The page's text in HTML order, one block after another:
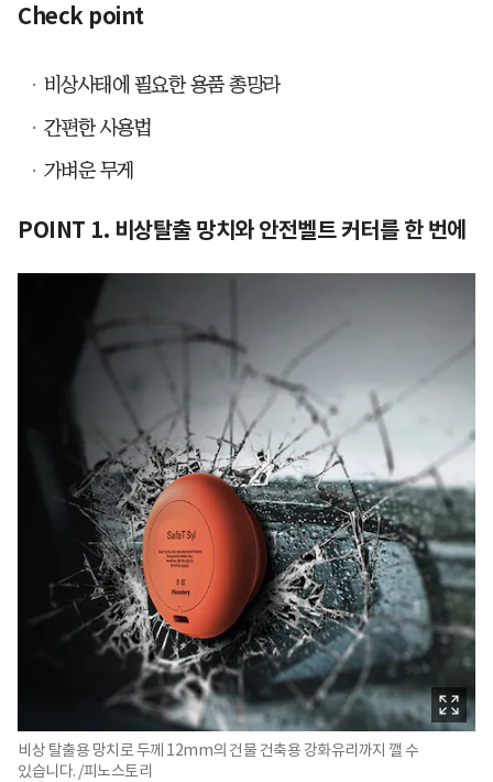
Check point
비상사태에 필요한 용품 총망라
간편한 사용법
가벼운 무게
POINT 1. 비상탈출 망치와 안전벨트 커터를 한 번에
비상 탈출용 망치로 두께 12mm의 건물 건축용 강화유리까지 깰 수
있습니다. /피노스토리